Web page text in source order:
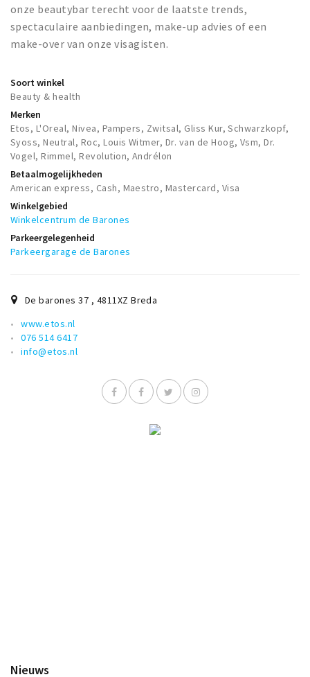
Inloggen
onze beautybar terecht voor de laatste trends,
spectaculaire aanbiedingen, make-up advies of een
make-over van onze visagisten.
Soort winkel
Beauty & health
Merken
Etos, L'Oreal, Nivea, Pampers, Zwitsal, Gliss Kur, Schwarzkopf,
Syoss, Neutral, Roc, Louis Witmer, Dr. van de Hoog, Vsm, Dr.
Vogel, Rimmel, Revolution, Andrélon
Betaalmogelijkheden
American express, Cash, Maestro, Mastercard, Visa
Winkelgebied
Winkelcentrum de Barones
Parkeergelegenheid
Parkeergarage de Barones
De barones 37 , 4811XZ Breda
www.etos.nl
076 514 6417
info@etos.nl
Nieuws